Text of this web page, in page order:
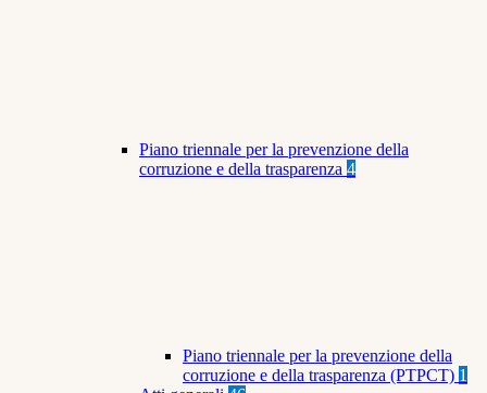
Piano triennale per la prevenzione della
corruzione e della trasparenza 4
Piano triennale per la prevenzione della
corruzione e della trasparenza (PTPCT) 1